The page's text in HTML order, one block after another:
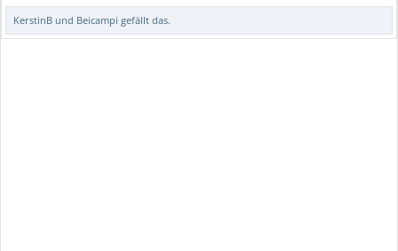
KerstinB und Beicampi gefällt das.